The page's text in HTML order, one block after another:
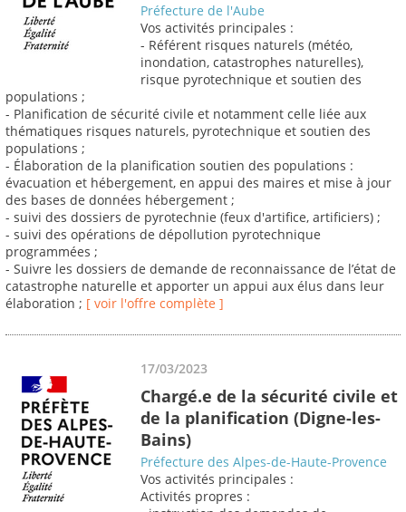
Préfecture de l'Aube
Vos activités principales :
- Référent risques naturels (météo,
inondation, catastrophes naturelles),
risque pyrotechnique et soutien des
populations ;
- Planification de sécurité civile et notamment celle liée aux
thématiques risques naturels, pyrotechnique et soutien des
populations ;
- Élaboration de la planification soutien des populations :
évacuation et hébergement, en appui des maires et mise à jour
des bases de données hébergement ;
- suivi des dossiers de pyrotechnie (feux d'artifice, artificiers) ;
- suivi des opérations de dépollution pyrotechnique
programmées ;
- Suivre les dossiers de demande de reconnaissance de l’état de
catastrophe naturelle et apporter un appui aux élus dans leur
élaboration ; [ voir l'offre complète ]
17/03/2023
Chargé.e de la sécurité civile et
de la planification (Digne-les-
Bains)
Préfecture des Alpes-de-Haute-Provence
Vos activités principales :
Activités propres :